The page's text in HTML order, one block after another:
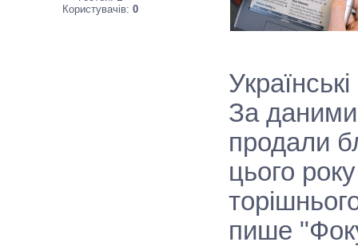
Користувачів: 0
За даними
продали
цього
пише